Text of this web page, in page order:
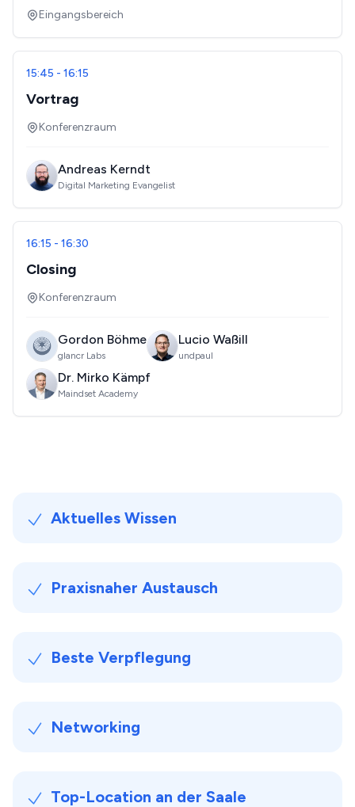
Eingangsbereich
15:45 - 16:15
Vortrag
Konferenzraum
Andreas Kerndt
Digital Marketing Evangelist
16:15 - 16:30
Closing
Konferenzraum
Gordon Böhme
glancr Labs
Lucio Waßill
undpaul
Dr. Mirko Kämpf
Maindset Academy
Aktuelles Wissen
Praxisnaher Austausch
Beste Verpflegung
Networking
Top-Location an der Saale